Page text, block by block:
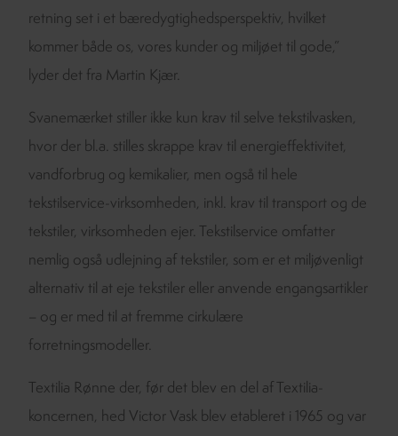
retning set i et bæredygtighedsperspektiv, hvilket
kommer både os, vores kunder og miljøet til gode,”
lyder det fra Martin Kjær.
Svanemærket stiller ikke kun krav til selve tekstilvasken,
hvor der bl.a. stilles skrappe krav til energieffektivitet,
vandforbrug og kemikalier, men også til hele
tekstilservice-virksomheden, inkl. krav til transport og de
tekstiler, virksomheden ejer. Tekstilservice omfatter
nemlig også udlejning af tekstiler, som er et miljøvenligt
alternativ til at eje tekstiler eller anvende engangsartikler
– og er med til at fremme cirkulære
forretningsmodeller.
Textilia Rønne der, før det blev en del af Textilia-
koncernen, hed Victor Vask blev etableret i 1965 og var